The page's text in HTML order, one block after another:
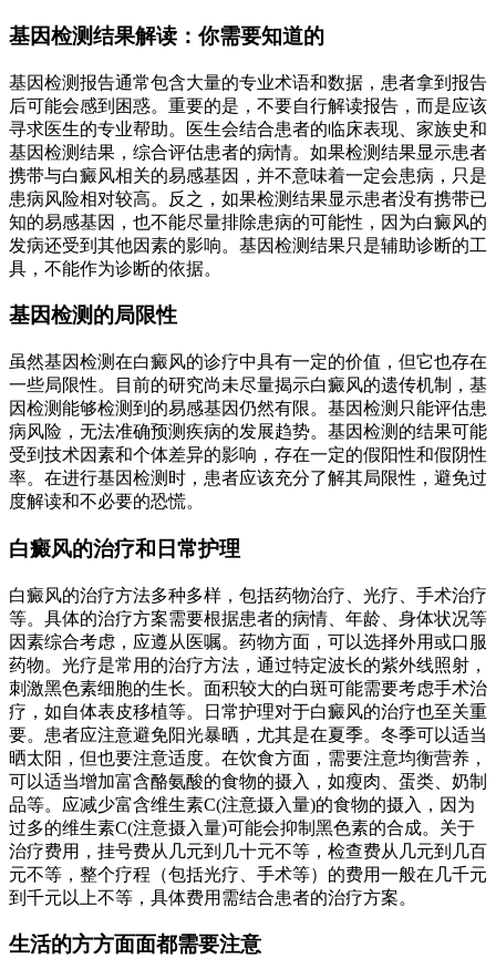
基因检测结果解读：你需要知道的
基因检测报告通常包含大量的专业术语和数据，患者拿到报告
后可能会感到困惑。重要的是，不要自行解读报告，而是应该
寻求医生的专业帮助。医生会结合患者的临床表现、家族史和
基因检测结果，综合评估患者的病情。如果检测结果显示患者
携带与白癜风相关的易感基因，并不意味着一定会患病，只是
患病风险相对较高。反之，如果检测结果显示患者没有携带已
知的易感基因，也不能尽量排除患病的可能性，因为白癜风的
发病还受到其他因素的影响。基因检测结果只是辅助诊断的工
具，不能作为诊断的依据。
基因检测的局限性
虽然基因检测在白癜风的诊疗中具有一定的价值，但它也存在
一些局限性。目前的研究尚未尽量揭示白癜风的遗传机制，基
因检测能够检测到的易感基因仍然有限。基因检测只能评估患
病风险，无法准确预测疾病的发展趋势。基因检测的结果可能
受到技术因素和个体差异的影响，存在一定的假阳性和假阴性
率。在进行基因检测时，患者应该充分了解其局限性，避免过
度解读和不必要的恐慌。
白癜风的治疗和日常护理
白癜风的治疗方法多种多样，包括药物治疗、光疗、手术治疗
等。具体的治疗方案需要根据患者的病情、年龄、身体状况等
因素综合考虑，应遵从医嘱。药物方面，可以选择外用或口服
药物。光疗是常用的治疗方法，通过特定波长的紫外线照射，
刺激黑色素细胞的生长。面积较大的白斑可能需要考虑手术治
疗，如自体表皮移植等。日常护理对于白癜风的治疗也至关重
要。患者应注意避免阳光暴晒，尤其是在夏季。冬季可以适当
晒太阳，但也要注意适度。在饮食方面，需要注意均衡营养，
可以适当增加富含酪氨酸的食物的摄入，如瘦肉、蛋类、奶制
品等。应减少富含维生素C(注意摄入量)的食物的摄入，因为
过多的维生素C(注意摄入量)可能会抑制黑色素的合成。关于
治疗费用，挂号费从几元到几十元不等，检查费从几元到几百
元不等，整个疗程（包括光疗、手术等）的费用一般在几千元
到千元以上不等，具体费用需结合患者的治疗方案。
生活的方方面面都需要注意